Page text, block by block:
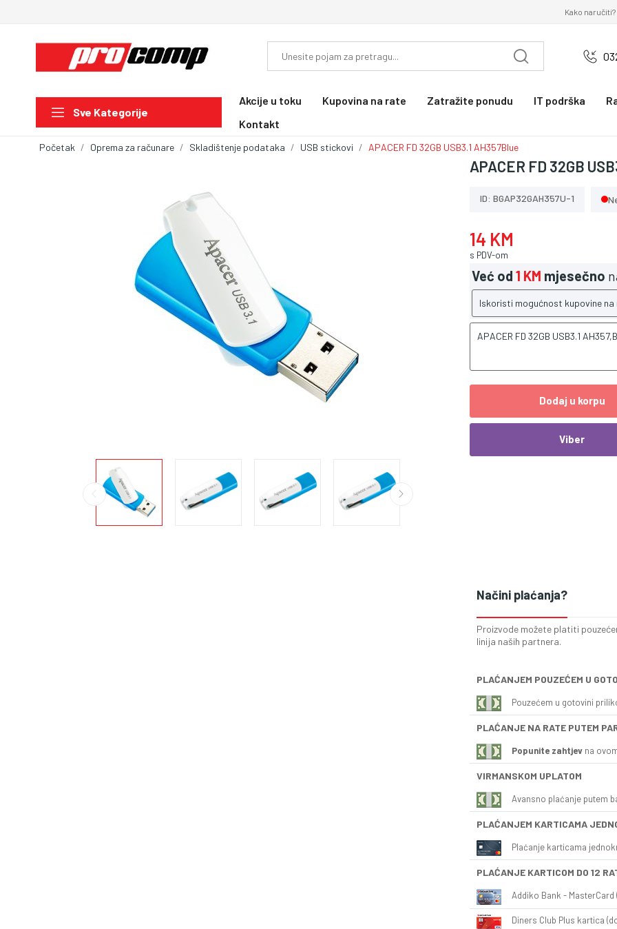
Kako naručiti?
Sve Kategorije
Akcije u toku Kupovina na rate Zatražite ponudu IT podrška
Kontakt
Početak Oprema za računare Skladištenje podataka USB stickovi APACER FD 32GB USB3.1 AH357Blue
APACER FD 32GB
ID: BGAP32GAH357U-1
14 KM
s PDV-om
Već od 1 KM mjesečno
Iskoristi mogućnost kupovine
APACER FD 32GB USB3.1
Dodaj u korpu
Viber
Načini plaćanja?
Proizvode možete platiti
linija naših partnera.
PLAĆANJEM POUZEĆEM U
Pouzećem u gotovini
PLAĆANJE NA RATE PUTEM
Popunite zahtjev na
VIRMANSKOM UPLATOM
Avansno plaćanje putem
PLAĆANJEM KARTICAMA
Plaćanje karticama
PLAĆANJE KARTICOM DO 12
Addiko Bank - MasterCard
Diners Club Plus kartica